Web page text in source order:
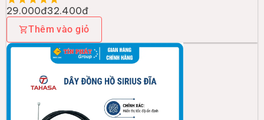
29.000đ32.400đ
Thêm vào giỏ